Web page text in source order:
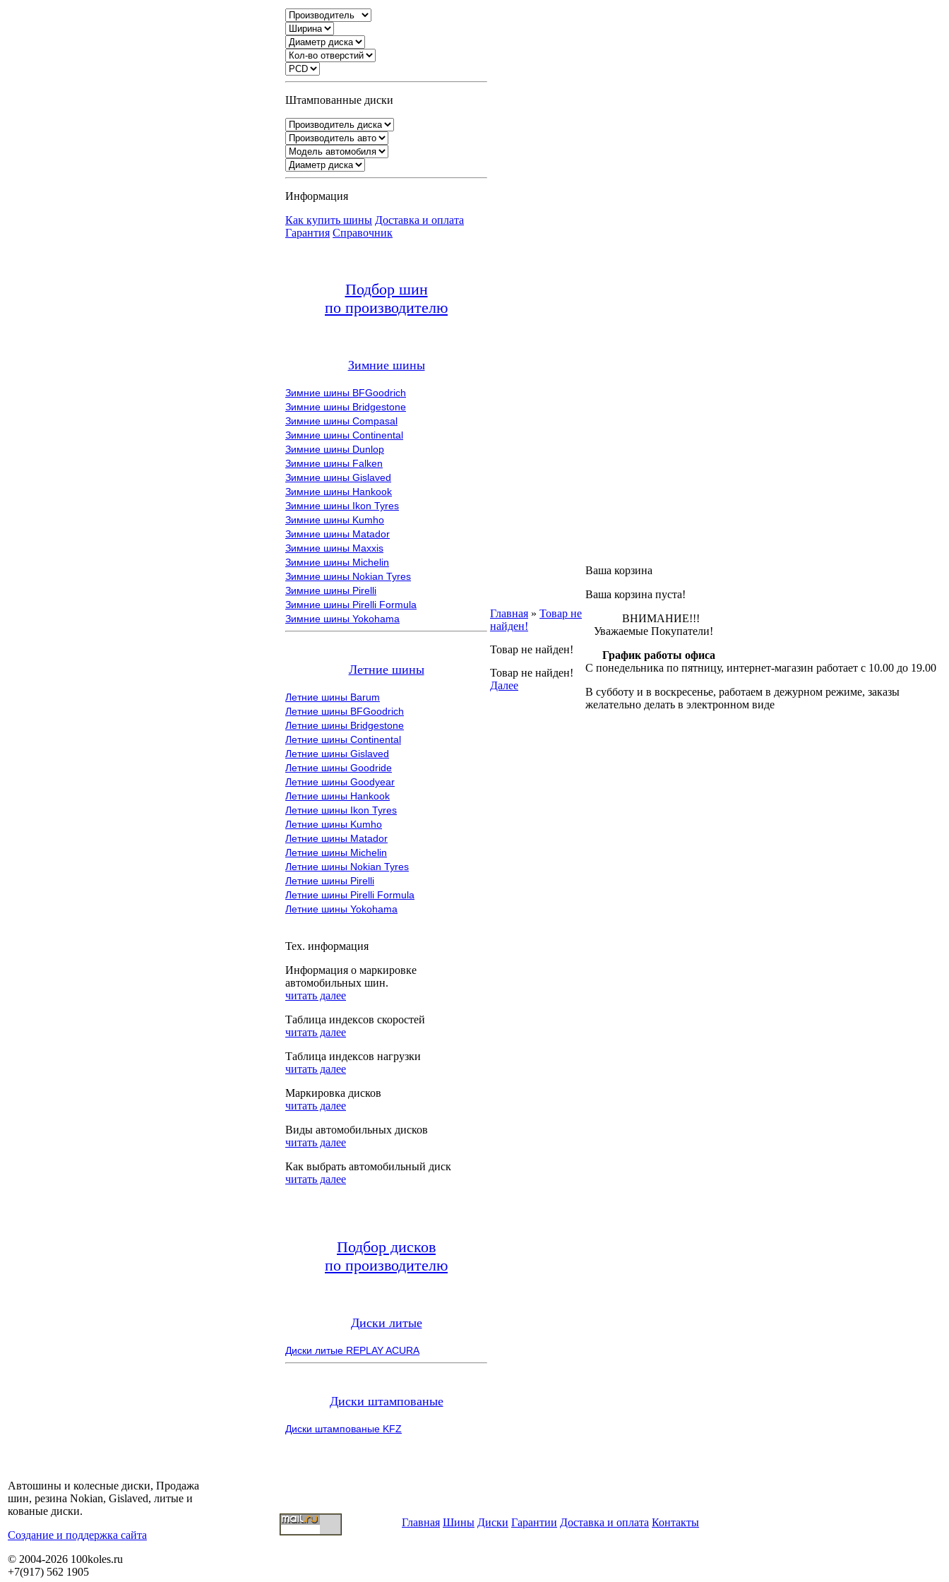
Штампованные диски
Информация
Как купить шины Доставка и оплата
Гарантия Справочник
Подбор шин
по производителю
Зимние шины
Зимние шины BFGoodrich
Зимние шины Bridgestone
Зимние шины Compasal
Зимние шины Continental
Зимние шины Dunlop
Зимние шины Falken
Зимние шины Gislaved
Зимние шины Hankook
Зимние шины Ikon Tyres
Зимние шины Kumho
Зимние шины Matador
Зимние шины Maxxis
Зимние шины Michelin
Зимние шины Nokian Tyres
Зимние шины Pirelli
Зимние шины Pirelli Formula
Зимние шины Yokohama
Летние шины
Летние шины Barum
Летние шины BFGoodrich
Летние шины Bridgestone
Летние шины Continental
Летние шины Gislaved
Летние шины Goodride
Летние шины Goodyear
Летние шины Hankook
Летние шины Ikon Tyres
Летние шины Kumho
Летние шины Matador
Летние шины Michelin
Летние шины Nokian Tyres
Летние шины Pirelli
Летние шины Pirelli Formula
Летние шины Yokohama
Тех. информация
Информация о маркировке
автомобильных шин.
читать далее
Таблица индексов скоростей
читать далее
Таблица индексов нагрузки
читать далее
Маркировка дисков
читать далее
Виды автомобильных дисков
читать далее
Как выбрать автомобильный диск
читать далее
Подбор дисков
по производителю
Диски литые
Диски литые REPLAY ACURA
Диски штампованые
Диски штампованые KFZ
Главная » Товар не
найден!
Товар не найден!
Товар не найден!
Далее
Ваша корзина
Ваша корзина пуста!
ВНИМАНИЕ!!!
Уважаемые Покупатели!
График работы офиса
С понедельника по пятницу, интернет-магазин работает с 10.00 до 19.00
В субботу и в воскресенье, работаем в дежурном режиме, заказы
желательно делать в электронном виде
Автошины и колесные диски, Продажа
шин, резина Nokian, Gislaved, литые и
кованые диски.
Cоздание и поддержка сайта
© 2004-2026 100koles.ru
+7(917) 562 1905
Главная Шины Диски Гарантии Доставка и оплата Контакты